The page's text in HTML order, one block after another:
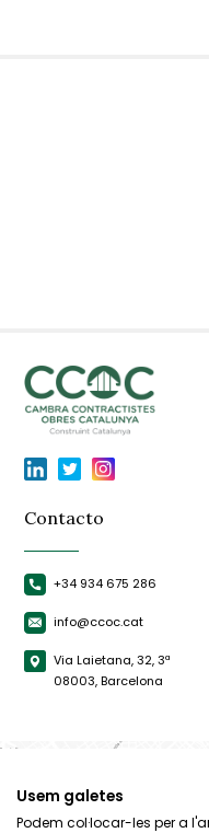
Contacto
+34 934 675 286
info@ccoc.cat
Via Laietana, 32, 3ª
08003, Barcelona
Usem galetes
Podem col·locar-les per a